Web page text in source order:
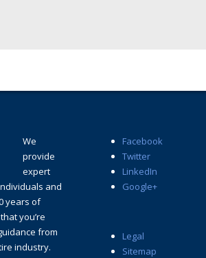
We
provide
expert
and
years of
you’re
from
industry.
Facebook
Twitter
LinkedIn
Google+
Legal
Sitemap